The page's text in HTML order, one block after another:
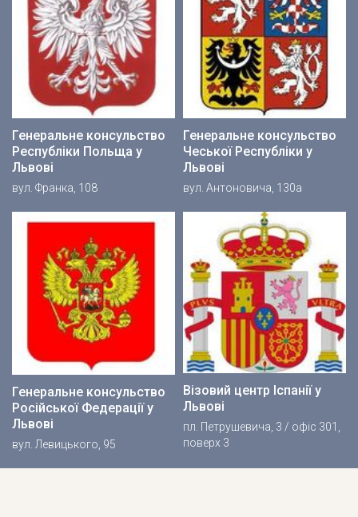
Генеральне консульство
Республіки Польща у
Львові
вул. Франка, 108
Генеральне консульство
Чеської Республіки у
Львові
вул. Антоновича, 130а
Генеральне консульство
Російської Федерації у
Львові
вул. Левицького, 95
Візовий центр Іспанії у
Львові
пл. Петрушевича, 3 / офіс 301,
поверх 3